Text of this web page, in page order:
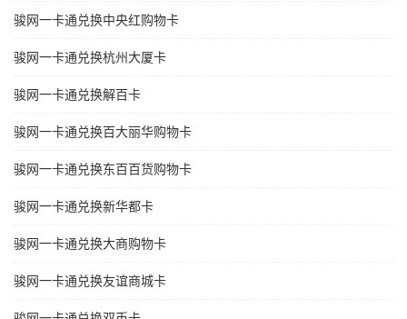
骏网一卡通兑换中央红购物卡
骏网一卡通兑换杭州大厦卡
骏网一卡通兑换解百卡
骏网一卡通兑换百大丽华购物卡
骏网一卡通兑换东百百货购物卡
骏网一卡通兑换新华都卡
骏网一卡通兑换大商购物卡
骏网一卡通兑换友谊商城卡